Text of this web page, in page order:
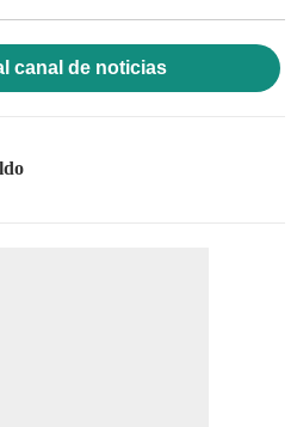
canal de noticias